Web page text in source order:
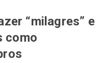
“milagres” e
como